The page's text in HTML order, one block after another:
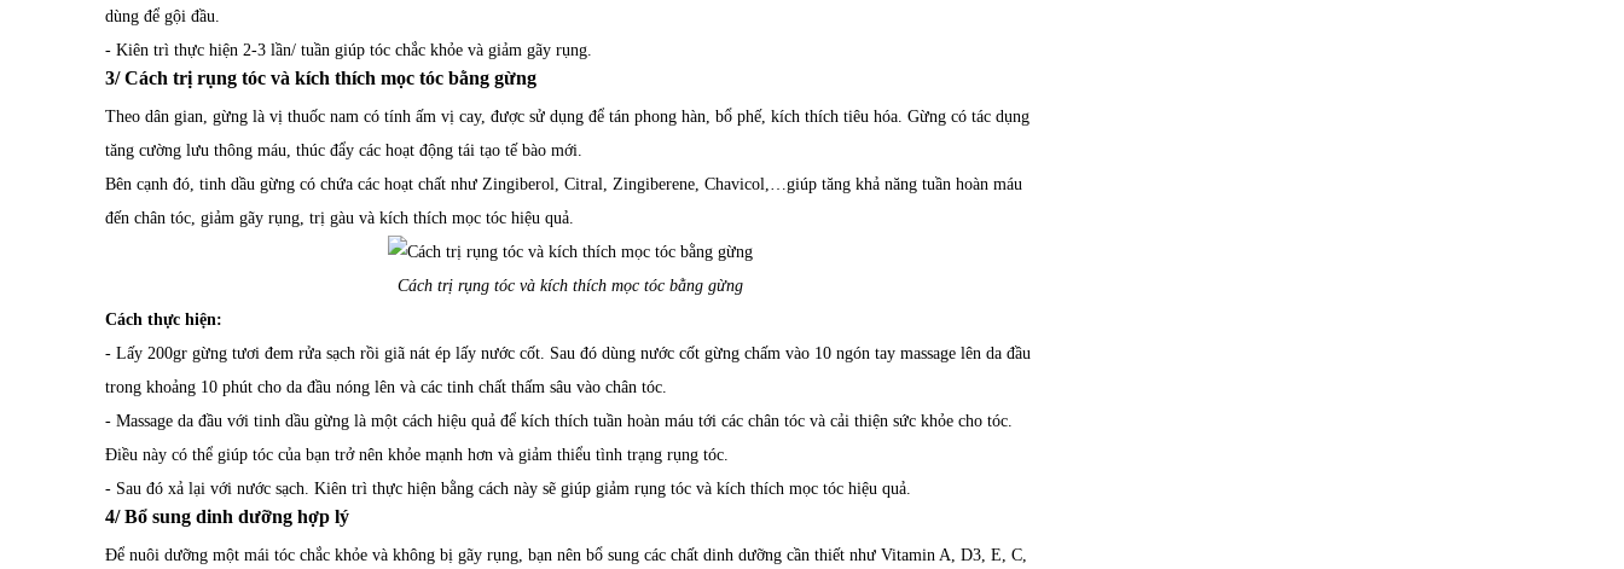
dùng để gội đầu.
- Kiên trì thực hiện 2-3 lần/ tuần giúp tóc chắc khỏe và giảm gãy rụng.
3/ Cách trị rụng tóc và kích thích mọc tóc bằng gừng
Theo dân gian, gừng là vị thuốc nam có tính ấm vị cay, được sử dụng để tán phong hàn, bổ phế, kích thích tiêu hóa. Gừng có tác dụng
tăng cường lưu thông máu, thúc đẩy các hoạt động tái tạo tế bào mới.
Bên cạnh đó, tinh dầu gừng có chứa các hoạt chất như Zingiberol, Citral, Zingiberene, Chavicol,…giúp tăng khả năng tuần hoàn máu
đến chân tóc, giảm gãy rụng, trị gàu và kích thích mọc tóc hiệu quả.
Cách trị rụng tóc và kích thích mọc tóc bằng gừng
Cách thực hiện:
- Lấy 200gr gừng tươi đem rửa sạch rồi giã nát ép lấy nước cốt. Sau đó dùng nước cốt gừng chấm vào 10 ngón tay massage lên da đầu
trong khoảng 10 phút cho da đầu nóng lên và các tinh chất thấm sâu vào chân tóc.
- Massage da đầu với tinh dầu gừng là một cách hiệu quả để kích thích tuần hoàn máu tới các chân tóc và cải thiện sức khỏe cho tóc.
Điều này có thể giúp tóc của bạn trở nên khỏe mạnh hơn và giảm thiểu tình trạng rụng tóc.
- Sau đó xả lại với nước sạch. Kiên trì thực hiện bằng cách này sẽ giúp giảm rụng tóc và kích thích mọc tóc hiệu quả.
4/ Bổ sung dinh dưỡng hợp lý
Để nuôi dưỡng một mái tóc chắc khỏe và không bị gãy rụng, bạn nên bổ sung các chất dinh dưỡng cần thiết như Vitamin A, D3, E, C,